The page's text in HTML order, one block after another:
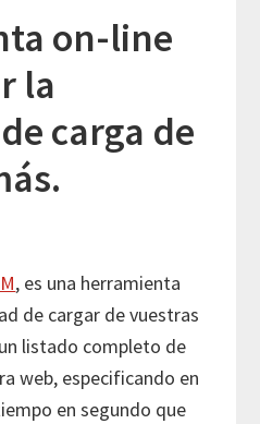
on-line
la
carga de
, es una herramienta
de cargar de vuestras
listado completo de
web, especificando en
en segundo que